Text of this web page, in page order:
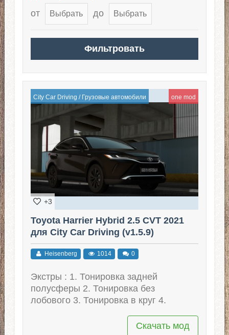
от
до
City Car Driving / Грузовые автомобили one mod
+3
Toyota Harrier Hybrid 2.5 CVT 2021
для City Car Driving (v1.5.9)
Heisenberg 1014 0
Экстры : 1. Тонировка задней
полусферы 2. Тонировка без
лобового 3. Тонировка в круг 4.
Скачать мод